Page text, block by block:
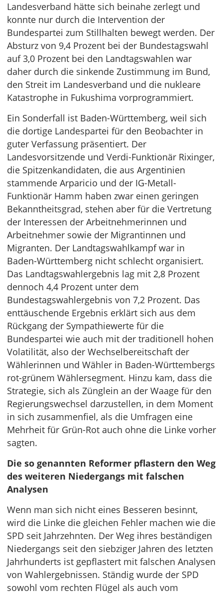
Landesverband hätte sich beinahe zerlegt und
konnte nur durch die Intervention der
Bundespartei zum Stillhalten bewegt werden. Der
Absturz von 9,4 Prozent bei der Bundestagswahl
auf 3,0 Prozent bei den Landtagswahlen war
daher durch die sinkende Zustimmung im Bund,
den Streit im Landesverband und die nukleare
Katastrophe in Fukushima vorprogrammiert.
Ein Sonderfall ist Baden-Württemberg, weil sich
die dortige Landespartei für den Beobachter in
guter Verfassung präsentiert. Der
Landesvorsitzende und Verdi-Funktionär Rixinger,
die Spitzenkandidaten, die aus Argentinien
stammende Arparicio und der IG-Metall-
Funktionär Hamm haben zwar einen geringen
Bekanntheitsgrad, stehen aber für die Vertretung
der Interessen der Arbeitnehmerinnen und
Arbeitnehmer sowie der Migrantinnen und
Migranten. Der Landtagswahlkampf war in
Baden-Württemberg nicht schlecht organisiert.
Das Landtagswahlergebnis lag mit 2,8 Prozent
dennoch 4,4 Prozent unter dem
Bundestagswahlergebnis von 7,2 Prozent. Das
enttäuschende Ergebnis erklärt sich aus dem
Rückgang der Sympathiewerte für die
Bundespartei wie auch mit der traditionell hohen
Volatilität, also der Wechselbereitschaft der
Wählerinnen und Wähler in Baden-Württembergs
rot-grünem Wählersegment. Hinzu kam, dass die
Strategie, sich als Zünglein an der Waage für den
Regierungswechsel darzustellen, in dem Moment
in sich zusammenfiel, als die Umfragen eine
Mehrheit für Grün-Rot auch ohne die Linke vorher
sagten.
Die so genannten Reformer pflastern den Weg
des weiteren Niedergangs mit falschen
Analysen
Wenn man sich nicht eines Besseren besinnt,
wird die Linke die gleichen Fehler machen wie die
SPD seit Jahrzehnten. Der Weg ihres beständigen
Niedergangs seit den siebziger Jahren des letzten
Jahrhunderts ist gepflastert mit falschen Analysen
von Wahlergebnissen. Ständig wurde der SPD
sowohl vom rechten Flügel als auch vom